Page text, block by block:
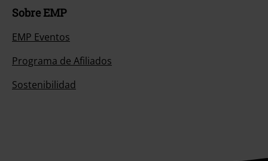
Sobre EMP
EMP Eventos
Programa de Afiliados
Sostenibilidad